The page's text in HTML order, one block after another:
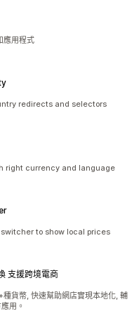
應用程式
redirects and selectors
right currency and language
to show local prices
支援跨境電商
貨幣, 快速幫助網店實現本地化, 輔
用。